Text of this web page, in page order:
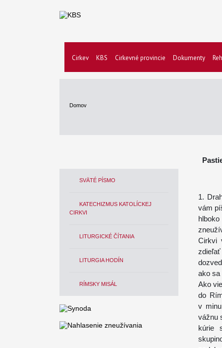
Cirkev KBS Cirkevné provincie Dokumenty
Domov
SVÄTÉ PÍSMO
KATECHIZMUS KATOLÍCKEJ
CIRKVI
LITURGICKÉ ČÍTANIA
LITURGIA HODÍN
RÍMSKY MISÁL
1.
vám
Cirkvi
ako sa
Ako
do
v
vážnu
kúrie